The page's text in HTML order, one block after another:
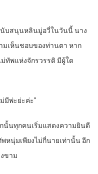
บสนุน​หลิน​มู่อวี่​ใน​วันนี้​ นาง​
เห็นชอบ​ของ​ท่าน​ตา​ หาก​
ทัพ​แห่ง​จักรวรรดิ​ มีผู้ใด​
มีพ่ะย่ะค่ะ​”
นั้น​ทุกคน​เริ่ม​แสดงความยินดี​
นุ่ม​เพียง​ไม่กี่​นาย​เท่านั้น​ อีก​
ขาม​